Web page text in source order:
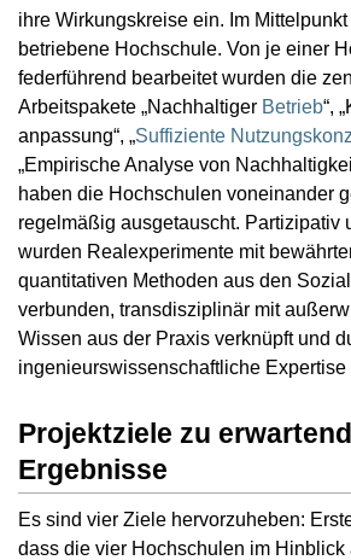
ihre Wirkungskreise ein. Im
betriebene Hochschule. Von je einer
federführend bearbeitet wurden die
Arbeitspakete „Nachhaltiger Betrieb“,
anpassung“, „Suffiziente
„Empirische Analyse von
haben die Hochschulen voneinander
regelmäßig ausgetauscht. Partizipativ
wurden Realexperimente mit
quantitativen Methoden aus den
verbunden, transdisziplinär mit
Wissen aus der Praxis verknüpft und
ingenieurswissenschaftliche Expertise
Projektziele zu
Ergebnisse
Es sind vier Ziele hervorzuheben:
dass die vier Hochschulen im